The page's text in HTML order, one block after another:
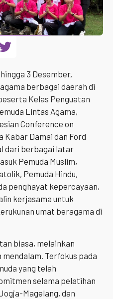
3 Desember,
berbagai daerah di
Kelas Penguatan
Lintas Agama,
Conference on
Kabar Damai dan Ford
dari berbagai latar
Pemuda Muslim,
Pemuda Hindu,
penghayat kepercayaan,
kerjasama untuk
umat beragama di
biasa, melainkan
Terfokus pada
yang telah
selama pelatihan
Magelang, dan